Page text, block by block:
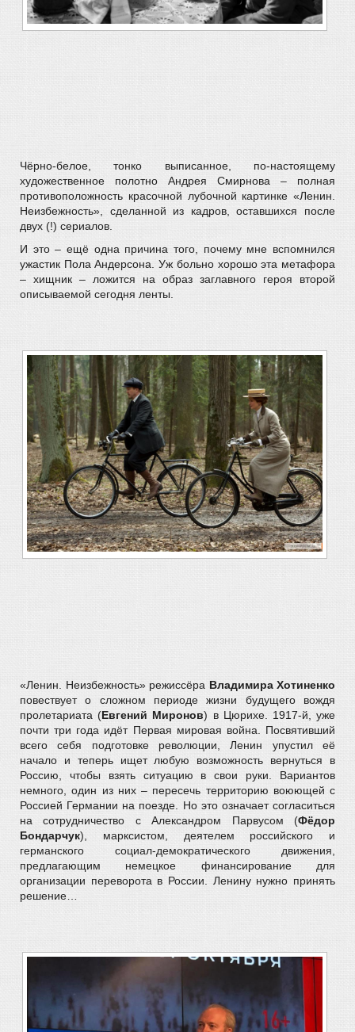
Чёрно-белое, тонко выписанное, по-настоящему
художественное полотно Андрея Смирнова – полная
противоположность красочной лубочной картинке «Ленин.
Неизбежность», сделанной из кадров, оставшихся после
двух (!) сериалов.
И это – ещё одна причина того, почему мне вспомнился
ужастик Пола Андерсона. Уж больно хорошо эта метафора
– хищник – ложится на образ заглавного героя второй
описываемой сегодня ленты.
«Ленин. Неизбежность» режиссёра Владимира Хотиненко
повествует о сложном периоде жизни будущего вождя
пролетариата (Евгений Миронов) в Цюрихе. 1917-й, уже
почти три года идёт Первая мировая война. Посвятивший
всего себя подготовке революции, Ленин упустил её
начало и теперь ищет любую возможность вернуться в
Россию, чтобы взять ситуацию в свои руки. Вариантов
немного, один из них – пересечь территорию воюющей с
Россией Германии на поезде. Но это означает согласиться
на сотрудничество с Александром Парвусом (Фёдор
Бондарчук), марксистом, деятелем российского и
германского социал-демократического движения,
предлагающим немецкое финансирование для
организации переворота в России. Ленину нужно принять
решение…